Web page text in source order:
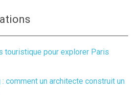
touristique pour explorer Paris
comment un architecte construit un